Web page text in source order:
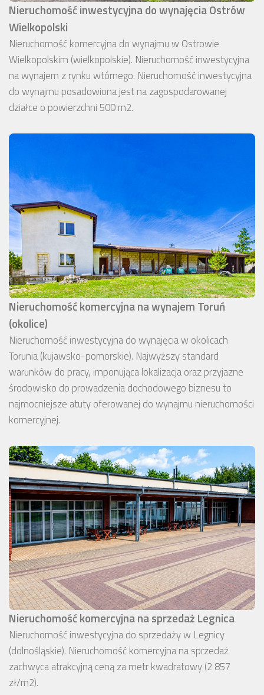
Nieruchomość inwestycyjna do wynajęcia Ostrów
Wielkopolski
Nieruchomość komercyjna do wynajmu w Ostrowie
Wielkopolskim (wielkopolskie). Nieruchomość inwestycyjna
na wynajem z rynku wtórnego. Nieruchomość inwestycyjna
do wynajmu posadowiona jest na zagospodarowanej
działce o powierzchni 500 m2.
Nieruchomość komercyjna na wynajem Toruń
(okolice)
Nieruchomość inwestycyjna do wynajęcia w okolicach
Torunia (kujawsko-pomorskie). Najwyższy standard
warunków do pracy, imponująca lokalizacja oraz przyjazne
środowisko do prowadzenia dochodowego biznesu to
najmocniejsze atuty oferowanej do wynajmu nieruchomości
komercyjnej.
Nieruchomość komercyjna na sprzedaż Legnica
Nieruchomość inwestycyjna do sprzedaży w Legnicy
(dolnośląskie). Nieruchomość komercyjna na sprzedaż
zachwyca atrakcyjną ceną za metr kwadratowy (2 857
zł/m2).